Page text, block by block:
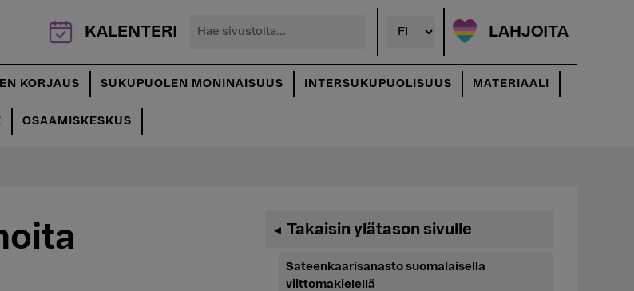
LAHJOITA
Hae
KALENTERI
KORJAUS SUKUPUOLEN MONINAISUUS INTERSUKUPUOLISUUS MATERIAALI
OSAAMISKESKUS
Ensisijainen
sivupalkki
◄ Takaisin ylätason sivulle
Sateenkaarisanasto suomalaisella
viittomakielellä